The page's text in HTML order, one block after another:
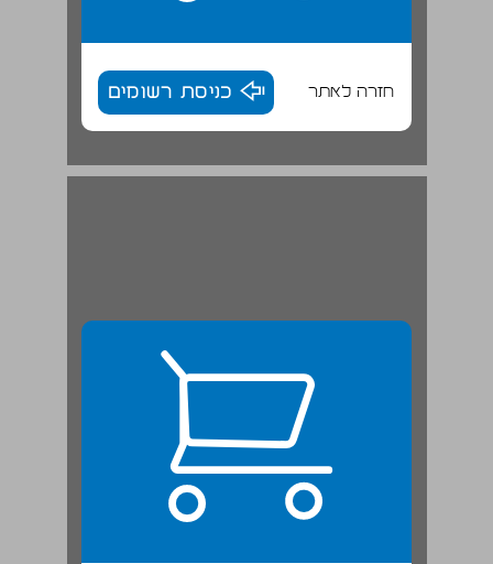
חזרה לאתר כניסת רשומים